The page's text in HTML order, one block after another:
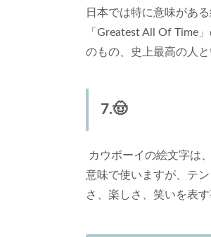
日本では特に意味があ
「Greatest All Of Time
のもの、史上最高の人
7.🤠
カウボーイの絵文字は
意味で使いますが、テ
さ、楽しさ、笑いを表